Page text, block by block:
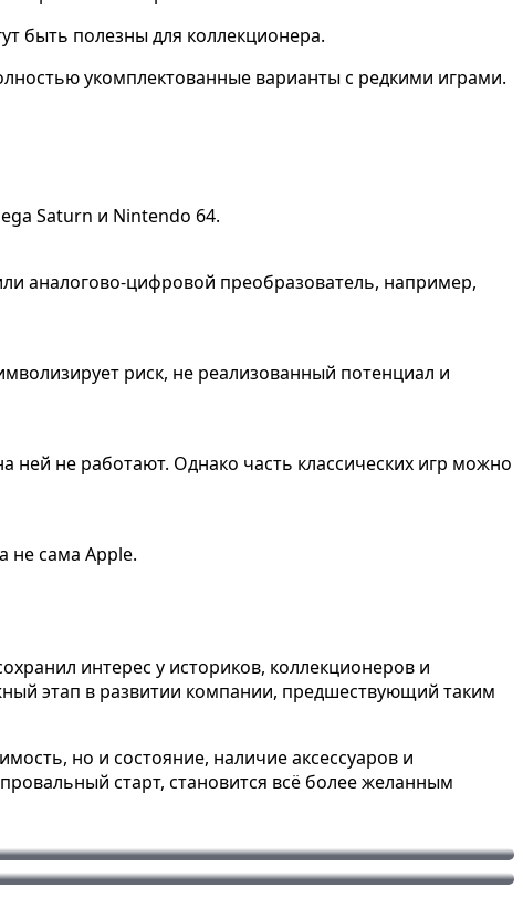
быть полезны для коллекционера.
укомплектованные варианты с редкими играми.
Saturn и Nintendo 64.
аналогово-цифровой преобразователь, например,
риск, не реализованный потенциал и
ней не работают. Однако часть классических игр можно
не сама Apple.
интерес у историков, коллекционеров и
этап в развитии компании, предшествующий таким
но и состояние, наличие аксессуаров и
старт, становится всё более желанным